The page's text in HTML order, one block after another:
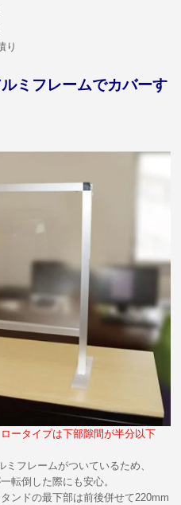
り
ミフレームでカバーす
ータイプは下部隙間が半分以下
フレームがついているため、
転倒した際にも安心。
ンドの最下部は前後併せて220mm